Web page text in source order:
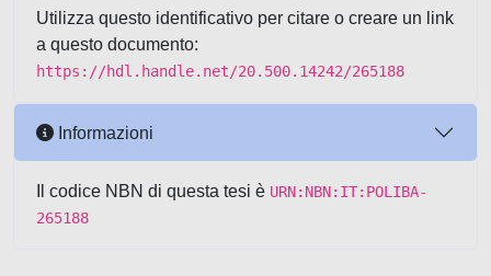
Utilizza questo identificativo per citare o creare un link
a questo documento:
https://hdl.handle.net/20.500.14242/265188
Informazioni
Il codice NBN di questa tesi è URN:NBN:IT:POLIBA-
265188